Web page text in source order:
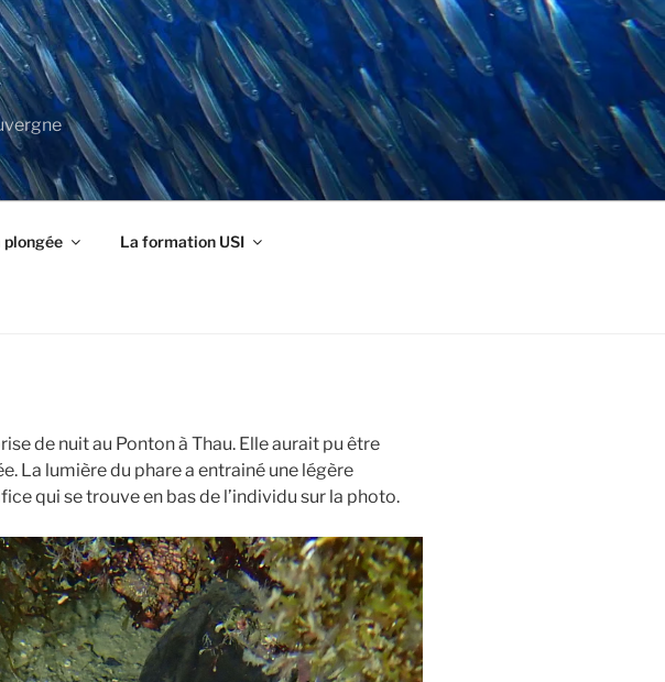
plongée La formation USI
de nuit au Ponton à Thau. Elle aurait pu être
La lumière du phare a entrainé une légère
qui se trouve en bas de l’individu sur la photo.